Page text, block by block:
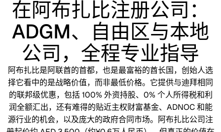
在阿布扎比注册公司：
ADGM、自由区与本地
公司，全程专业指导
阿布扎比是阿联酋的首都，也是最富裕的酋长国，创始人选
择它看中的是战略价值，而非最低价格。它提供与迪拜相同
的联邦级优惠，包括 100% 外资持股、0% 个人所得税和利
润全额汇出，还有难得的贴近主权财富基金、ADNOC 和能
源行业的机会，以及庞大的政府合同市场。阿布扎比公司注